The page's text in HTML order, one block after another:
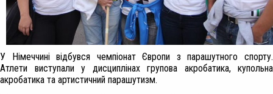
У Німеччині відбувся чемпіонат Європи з парашутного спорту.
Атлети виступали у дисциплінах групова акробатика, купольна
акробатика та артистичний парашутизм.